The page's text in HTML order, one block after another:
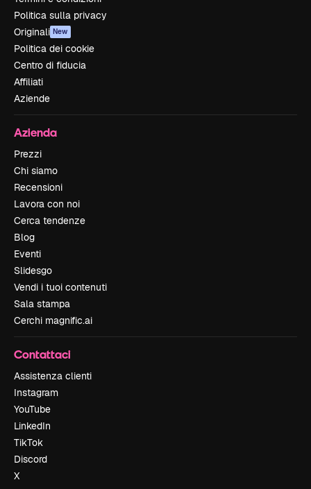
Politica sulla privacy
Originali New
Politica dei cookie
Centro di fiducia
Affiliati
Aziende
Azienda
Prezzi
Chi siamo
Recensioni
Lavora con noi
Cerca tendenze
Blog
Eventi
Slidesgo
Vendi i tuoi contenuti
Sala stampa
Cerchi magnific.ai
Contattaci
Assistenza clienti
Instagram
YouTube
LinkedIn
TikTok
Discord
X